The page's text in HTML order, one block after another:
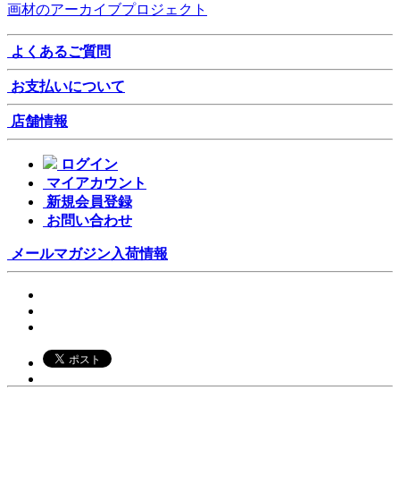
画材のアーカイブプロジェクト
よくあるご質問
お支払いについて
店舗情報
ログイン
マイアカウント
新規会員登録
お問い合わせ
メールマガジン入荷情報